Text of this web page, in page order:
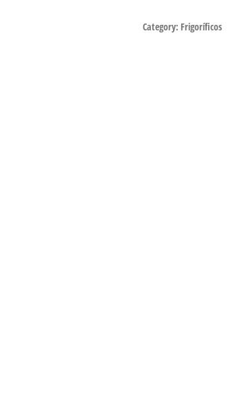
Category: Frigoríficos